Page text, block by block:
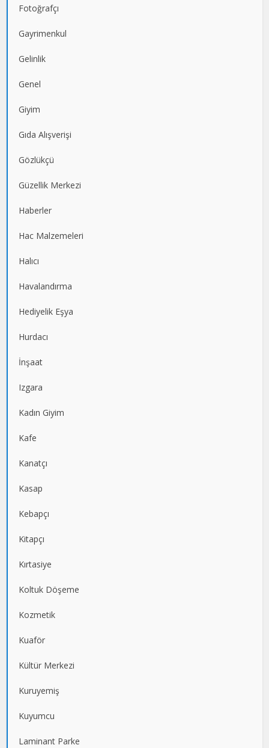
Fotoğrafçı
Gayrimenkul
Gelinlik
Genel
Giyim
Gıda Alışverişi
Gözlükçü
Güzellik Merkezi
Haberler
Hac Malzemeleri
Halıcı
Havalandırma
Hediyelik Eşya
Hurdacı
İnşaat
Izgara
Kadın Giyim
Kafe
Kanatçı
Kasap
Kebapçı
Kitapçı
Kırtasiye
Koltuk Döşeme
Kozmetik
Kuaför
Kültür Merkezi
Kuruyemiş
Kuyumcu
Laminant Parke